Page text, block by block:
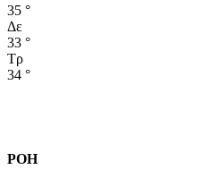
35 °
Δε
33 °
Τρ
34 °
ΡΟΗ